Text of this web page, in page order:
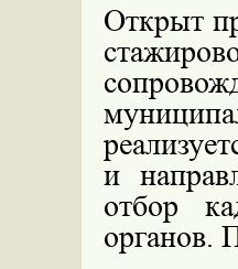
Открыт
и
отбор
органов.